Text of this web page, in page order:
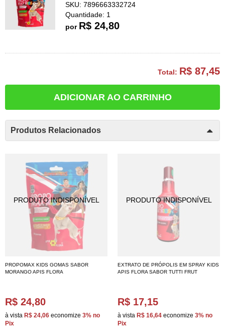
SKU: 7896663332724
Quantidade: 1
por R$ 24,80
Total: R$ 87,45
ADICIONAR AO CARRINHO
Produtos Relacionados
PROPOMAX KIDS GOMAS SABOR
MORANGO APIS FLORA
R$ 24,80
à vista R$ 24,06 economize 3% no
Pix
EXTRATO DE PRÓPOLIS EM SPRAY KIDS
APIS FLORA SABOR TUTTI FRUT
R$ 17,15
à vista R$ 16,64 economize 3% no
Pix